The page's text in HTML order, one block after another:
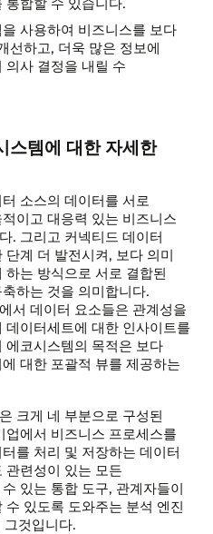
사용하여 비즈니스를 보다
선하고, 더욱 많은 정보에
의사 결정을 내릴 수
스템에 대한 자세한
소스의 데이터를 서로
이고 대응력 있는 비즈니스
. 그리고 커넥티드 데이터
계 더 발전시켜, 보다 의미
는 방식으로 서로 결합된
하는 것을 의미합니다.
서 데이터 요소들은 관계성을
이터세트에 대한 인사이트를
코시스템의 목적은 보다
대한 포괄적 뷰를 제공하는
크게 네 부분으로 구성된
에서 비즈니스 프로세스를
를 처리 및 저장하는 데이터
관련성이 있는 모든
있는 통합 도구, 관계자들이
있도록 도와주는 분석 엔진
그것입니다.